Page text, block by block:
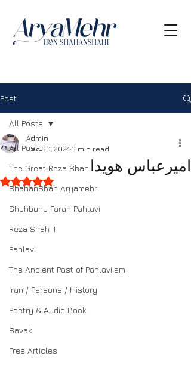
Post
All Posts
The Great Reza Shah
ShahanShah Aryamehr
Shahbanu Farah Pahlavi
Reza Shah II
Pahlavi
The Ancient Past of Pahlaviism
Iran / Persons / History
Poetry & Audio Book
Savak
Free Articles
All Posts
امیرعباس هویدا
Admin
Dec 30, 2024 3 min read
Rated NaN out of 5 stars.